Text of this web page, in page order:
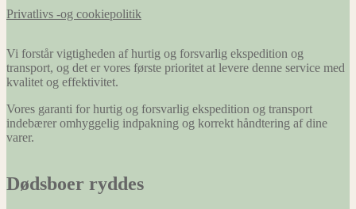
Privatlivs -og cookiepolitik
Vi forstår vigtigheden af hurtig og forsvarlig ekspedition og
transport, og det er vores første prioritet at levere denne service med
kvalitet og effektivitet.
Vores garanti for hurtig og forsvarlig ekspedition og transport
indebærer omhyggelig indpakning og korrekt håndtering af dine
varer.
Dødsboer ryddes
det muligt
for en
at huske
oplysninger,
der ændrer
den måde
hjemmesiden
ser ud eller
opfører sig
sprog, eller
den region,